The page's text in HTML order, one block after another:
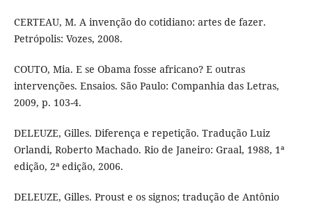
CERTEAU, M. A invenção do cotidiano: artes de fazer.
Petrópolis: Vozes, 2008.
COUTO, Mia. E se Obama fosse africano? E outras
intervenções. Ensaios. São Paulo: Companhia das Letras,
2009, p. 103-4.
DELEUZE, Gilles. Diferença e repetição. Tradução Luiz
Orlandi, Roberto Machado. Rio de Janeiro: Graal, 1988, 1ª
edição, 2ª edição, 2006.
DELEUZE, Gilles. Proust e os signos; tradução de Antônio